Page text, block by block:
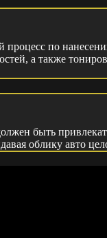
процесс по
а также
быть
облику авто